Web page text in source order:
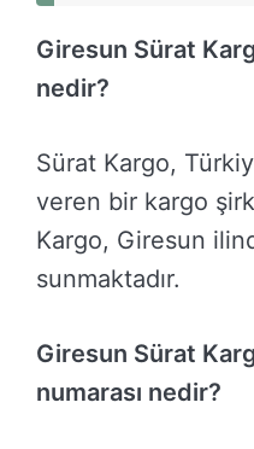
Giresun Sürat
nedir?
Sürat Kargo,
veren bir kargo
Kargo, Giresun
sunmaktadır.
Giresun Sürat
numarası nedir?